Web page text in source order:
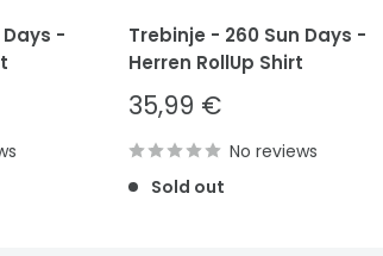
-
Trebinje - 260 Sun Days -
Herren RollUp Shirt
Sale
price
35,99 €
No reviews
Sold out